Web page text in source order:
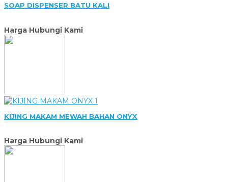
SOAP DISPENSER BATU KALI
Harga Hubungi Kami
KIJING MAKAM MEWAH BAHAN ONYX
Harga Hubungi Kami